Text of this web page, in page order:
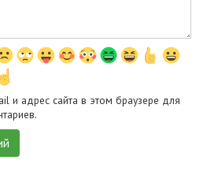
и адрес сайта в этом браузере для